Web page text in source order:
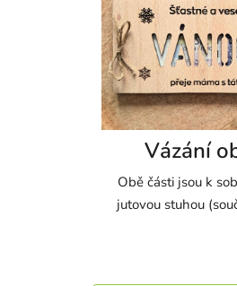
Vázání
Obě části jsou k
jutovou stuhou